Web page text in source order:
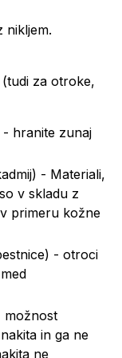
nikljem.
za otroke,
- hranite zunaj
- Materiali,
v skladu z
primeru kožne
- otroci
možnost
in ga ne
ne